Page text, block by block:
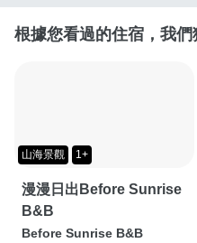
根據您看過的住宿，我們
山海景觀 1+
漫漫日出Before Sunrise
B&B
Before Sunrise B&B